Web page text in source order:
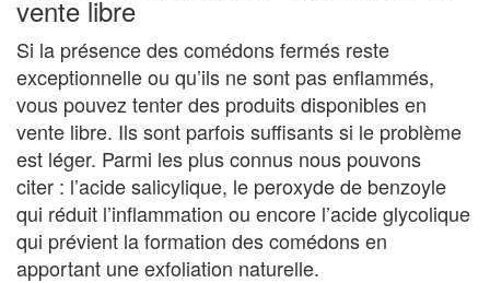
vente libre
Si la présence des comédons fermés reste
exceptionnelle ou qu’ils ne sont pas enflammés,
vous pouvez tenter des produits disponibles en
vente libre. Ils sont parfois suffisants si le problème
est léger. Parmi les plus connus nous pouvons
citer : l’acide salicylique, le peroxyde de benzoyle
qui réduit l’inflammation ou encore l’acide glycolique
qui prévient la formation des comédons en
apportant une exfoliation naturelle.